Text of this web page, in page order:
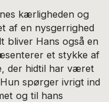
kærligheden og
af en nysgerrighed
bliver Hans også en
et stykke af
der hidtil har været
spørger ivrigt ind
og til hans